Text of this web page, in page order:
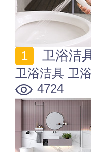
卫浴洁
卫浴洁具 卫
4724